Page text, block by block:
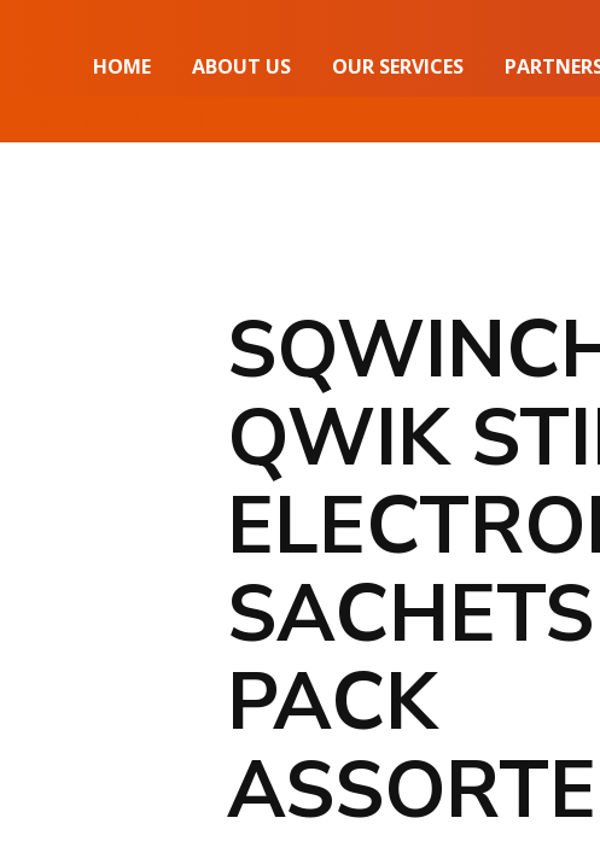
HOME ABOUT US OUR SERVICES
QWIK
PACK